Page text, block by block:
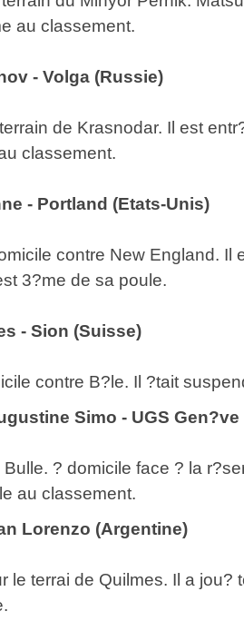
au classement.
- Volga (Russie)
de Krasnodar. Il est
classement.
- Portland (Etats-Unis)
contre New England. Il
3?me de sa poule.
- Sion (Suisse)
contre B?le. Il ?tait
Simo - UGS
? domicile face ? la
au classement.
Lorenzo (Argentine)
le terrai de Quilmes. Il a jou?